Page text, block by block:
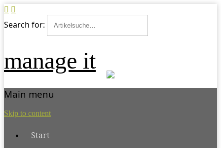
Search for:
manage it
Main menu
Skip to content
Start